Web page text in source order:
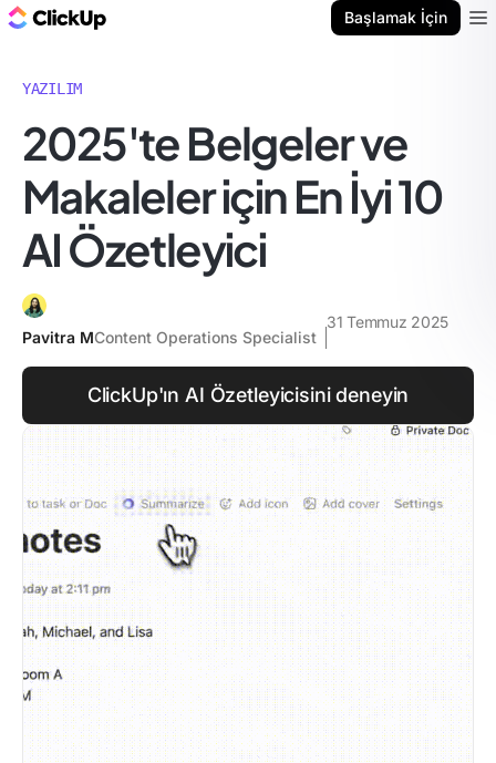
Başlamak İçin
YAZILIM
2025'te Belgeler ve
Makaleler için En İyi 10
AI Özetleyici
Pavitra MContent Operations Specialist
31 Temmuz 2025
ClickUp'ın AI Özetleyicisini deneyin